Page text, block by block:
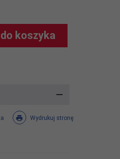
koszyka
Wydrukuj stronę